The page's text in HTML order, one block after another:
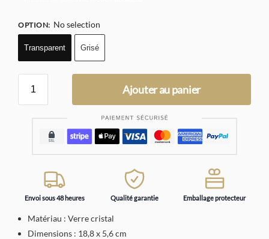
OPTION: No selection
Transparent Grisé
Ajouter au panier
Envoi sous 48 heures Qualité garantie Emballage protecteur
Matériau : Verre cristal
Dimensions : 18,8 x 5,6 cm